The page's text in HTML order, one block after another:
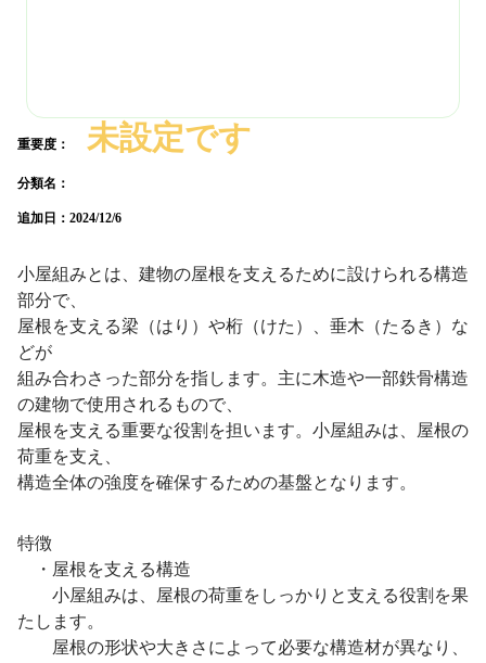
重要度： 未設定です
分類名：
追加日： 2024/12/6
小屋組みとは、建物の屋根を支えるために設けられる構造
部分で、
屋根を支える梁（はり）や桁（けた）、垂木（たるき）な
どが
組み合わさった部分を指します。主に木造や一部鉄骨構造
の建物で使用されるもので、
屋根を支える重要な役割を担います。小屋組みは、屋根の
荷重を支え、
構造全体の強度を確保するための基盤となります。
特徴
・屋根を支える構造
小屋組みは、屋根の荷重をしっかりと支える役割を果
たします。
屋根の形状や大きさによって必要な構造材が異なり、